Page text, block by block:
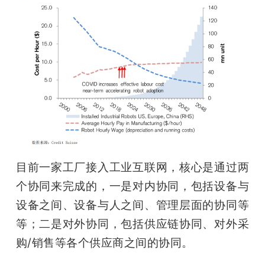
目前一家工厂接入工业互联网，核心是通过两
个协同来完成的，一是对内协同，包括设备与
设备之间、设备与人之间、管理层面的协同等
等；二是对外协同，包括供应链协同、对外采
购/销售等各个供应商之间的协同。